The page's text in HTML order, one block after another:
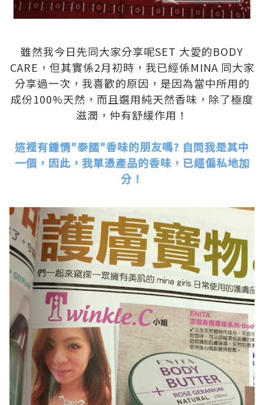
雖然我今日先同大家分享呢SET 大愛的BODY
CARE，但其實係2月初時，我已經係MINA 同大家
分享過一次，我喜歡的原因，是因為當中所用的
成份100%天然，而且選用純天然香味，除了極度
滋潤，仲有舒緩作用！
這裡有鍾情"泰國"香味的朋友嗎? 自問我是其中
一個，因此，我單憑產品的香味，已經偏私地加
分！